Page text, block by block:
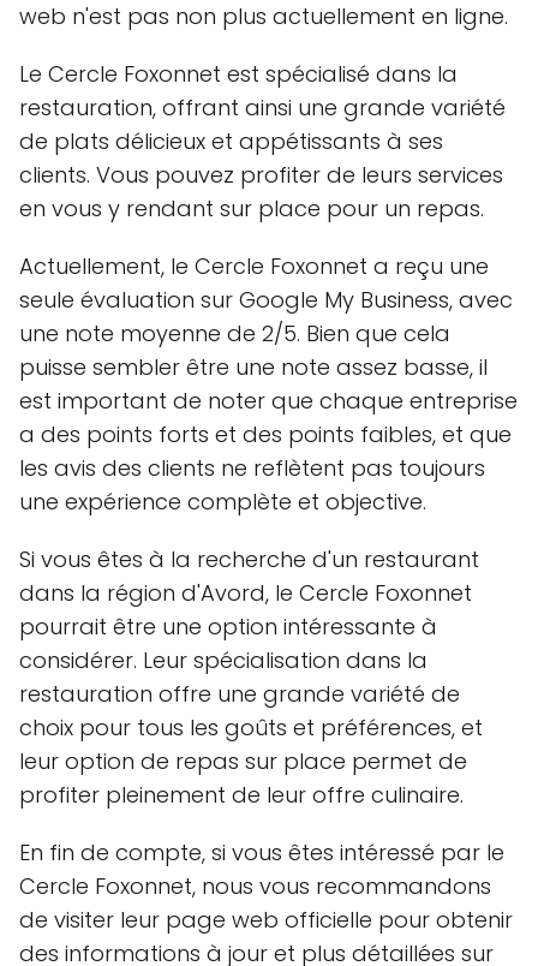
web n'est pas non plus actuellement en ligne.
Le Cercle Foxonnet est spécialisé dans la
restauration, offrant ainsi une grande variété
de plats délicieux et appétissants à ses
clients. Vous pouvez profiter de leurs services
en vous y rendant sur place pour un repas.
Actuellement, le Cercle Foxonnet a reçu une
seule évaluation sur Google My Business, avec
une note moyenne de 2/5. Bien que cela
puisse sembler être une note assez basse, il
est important de noter que chaque entreprise
a des points forts et des points faibles, et que
les avis des clients ne reflètent pas toujours
une expérience complète et objective.
Si vous êtes à la recherche d'un restaurant
dans la région d'Avord, le Cercle Foxonnet
pourrait être une option intéressante à
considérer. Leur spécialisation dans la
restauration offre une grande variété de
choix pour tous les goûts et préférences, et
leur option de repas sur place permet de
profiter pleinement de leur offre culinaire.
En fin de compte, si vous êtes intéressé par le
Cercle Foxonnet, nous vous recommandons
de visiter leur page web officielle pour obtenir
des informations à jour et plus détaillées sur